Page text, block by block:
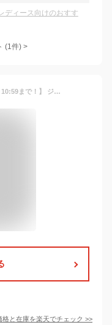
ディース向けのおすす
(1件) >
【最大1000円OFFクーポン発行中 8/3 10:59まで！】 ジル スチュアート JILL STUART 日傘 折りたたみ傘 晴雨兼用 アップルプリント レディース 50cm 軽量 遮光 遮熱 UVカット サマーシールド ブラック オフホワイト サックス ピンク 1JI 27173
格と在庫を楽天でチェック >>